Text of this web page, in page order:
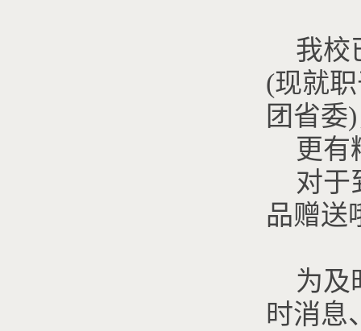
我校
(现就
团省委
更有
对于
品赠送
为及
时消息